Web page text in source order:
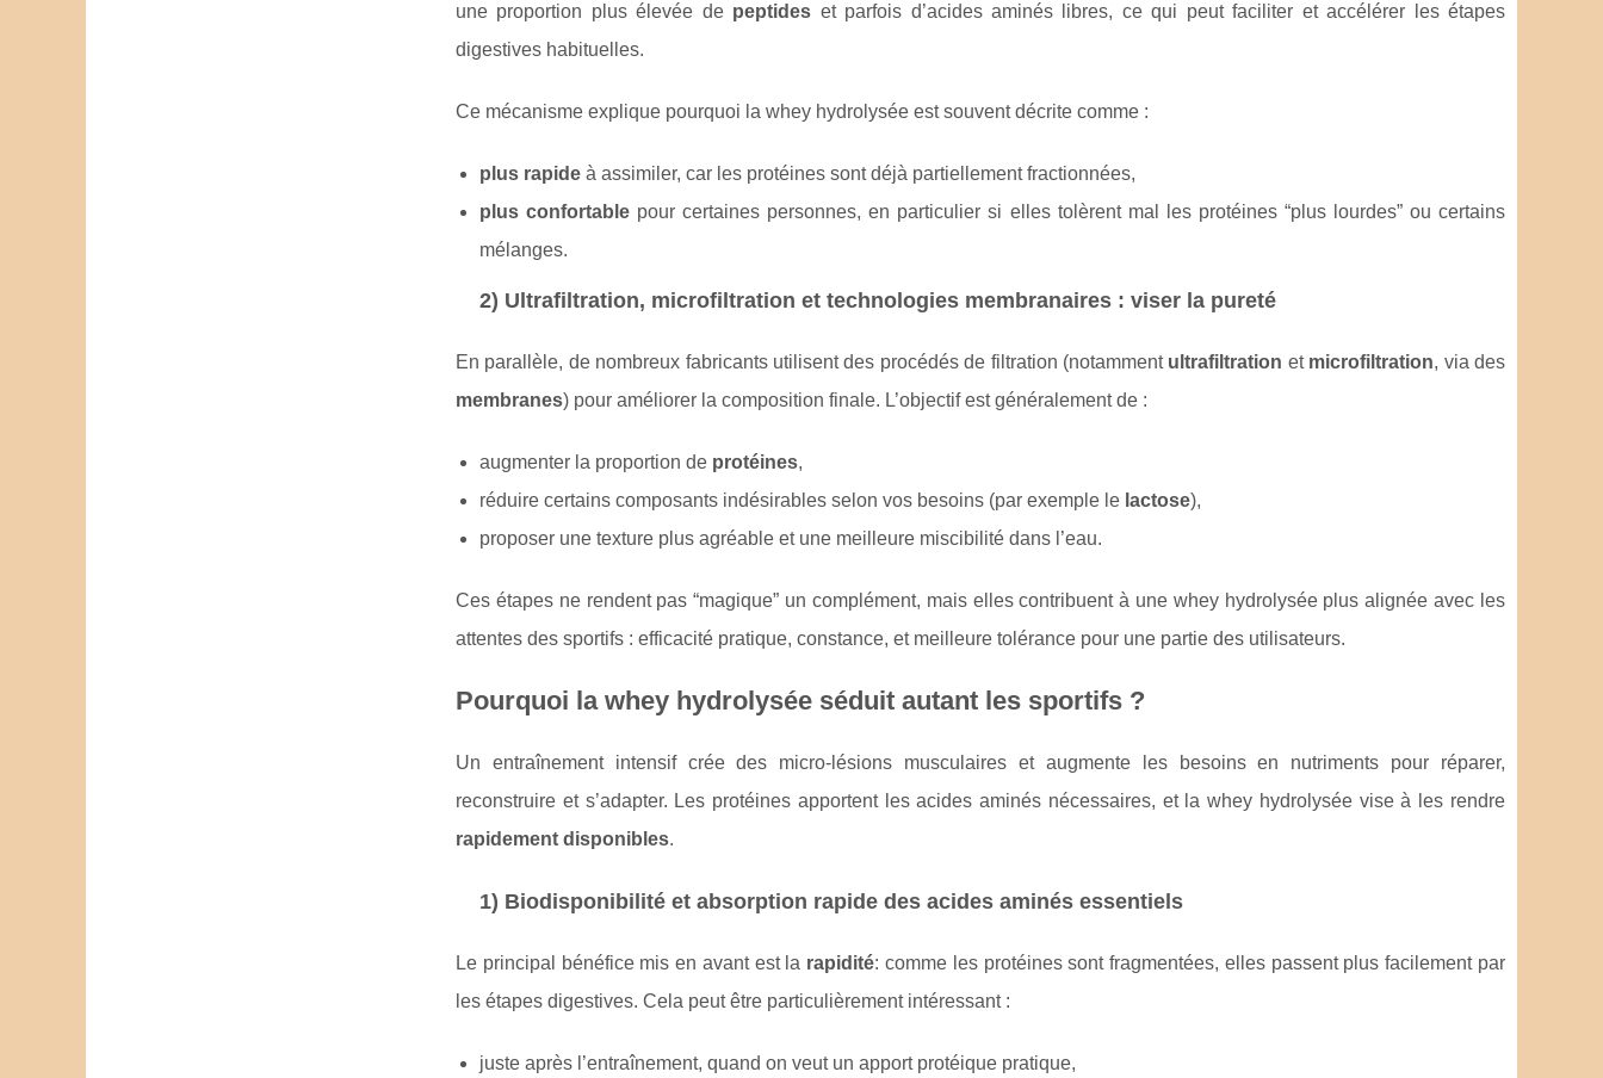
une proportion plus élevée de peptides et parfois d’acides aminés libres, ce qui peut faciliter et accélérer les étapes
digestives habituelles.
Ce mécanisme explique pourquoi la whey hydrolysée est souvent décrite comme :
plus rapide à assimiler, car les protéines sont déjà partiellement fractionnées,
plus confortable pour certaines personnes, en particulier si elles tolèrent mal les protéines “plus lourdes” ou certains
mélanges.
2) Ultrafiltration, microfiltration et technologies membranaires : viser la pureté
En parallèle, de nombreux fabricants utilisent des procédés de filtration (notamment ultrafiltration et microfiltration, via des
membranes) pour améliorer la composition finale. L’objectif est généralement de :
augmenter la proportion de protéines,
réduire certains composants indésirables selon vos besoins (par exemple le lactose),
proposer une texture plus agréable et une meilleure miscibilité dans l’eau.
Ces étapes ne rendent pas “magique” un complément, mais elles contribuent à une whey hydrolysée plus alignée avec les
attentes des sportifs : efficacité pratique, constance, et meilleure tolérance pour une partie des utilisateurs.
Pourquoi la whey hydrolysée séduit autant les sportifs ?
Un entraînement intensif crée des micro-lésions musculaires et augmente les besoins en nutriments pour réparer,
reconstruire et s’adapter. Les protéines apportent les acides aminés nécessaires, et la whey hydrolysée vise à les rendre
rapidement disponibles.
1) Biodisponibilité et absorption rapide des acides aminés essentiels
Le principal bénéfice mis en avant est la rapidité: comme les protéines sont fragmentées, elles passent plus facilement par
les étapes digestives. Cela peut être particulièrement intéressant :
juste après l’entraînement, quand on veut un apport protéique pratique,